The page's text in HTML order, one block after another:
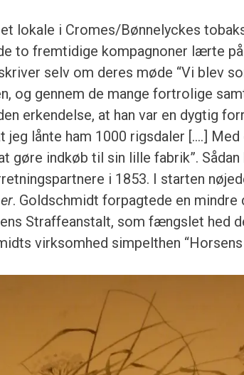
lokale i Cromes/Bønnelyckes
to fremtidige kompagnoner lærte
selv om deres møde “Vi blev
og gennem de mange fortrolige
erkendelse, at han var en dygtig
lånte ham 1000 rigsdaler [….] Med
gøre indkøb til sin lille fabrik”. Sådan
i 1853. I starten
. Goldschmidt forpagtede en mindre
Straffeanstalt, som fængslet hed
virksomhed simpelthen “Horsens